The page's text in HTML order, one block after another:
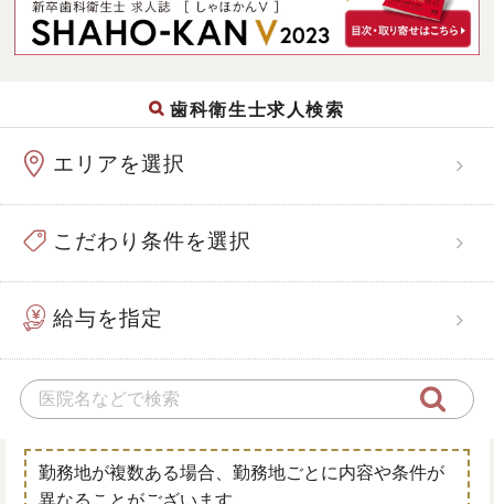
歯科衛生士求人検索
エリアを選択
こだわり条件を選択
給与を指定
勤務地が複数ある場合、勤務地ごとに内容や条件が